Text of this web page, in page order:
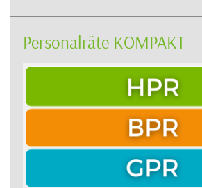
Personalräte KOMPAKT